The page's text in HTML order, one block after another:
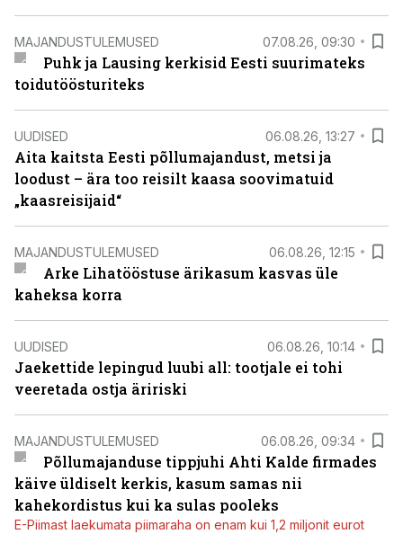
MAJANDUSTULEMUSED 07.08.26, 09:30
Puhk ja Lausing kerkisid Eesti suurimateks
toidutöösturiteks
UUDISED 06.08.26, 13:27
Aita kaitsta Eesti põllumajandust, metsi ja
loodust – ära too reisilt kaasa soovimatuid
„kaasreisijaid“
MAJANDUSTULEMUSED 06.08.26, 12:15
Arke Lihatööstuse ärikasum kasvas üle
kaheksa korra
UUDISED 06.08.26, 10:14
Jaekettide lepingud luubi all: tootjale ei tohi
veeretada ostja äririski
MAJANDUSTULEMUSED 06.08.26, 09:34
Põllumajanduse tippjuhi Ahti Kalde firmades
käive üldiselt kerkis, kasum samas nii
kahekordistus kui ka sulas pooleks
E-Piimast laekumata piimaraha on enam kui 1,2 miljonit eurot